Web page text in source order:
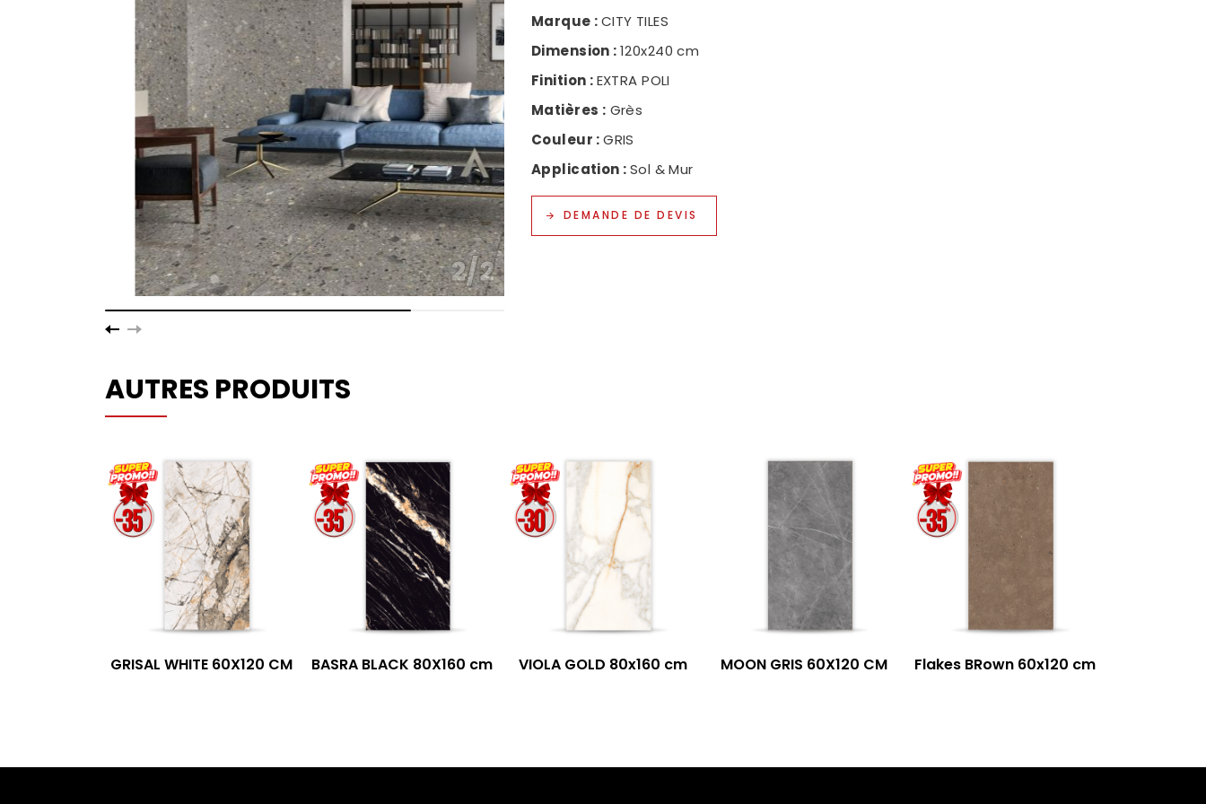
2/2
Marque :CITY TILES
Dimension :120x240 cm
Finition :EXTRA POLI
Matières : Grès
Couleur :GRIS
Application :Sol & Mur
DEMANDE DE DEVIS
AUTRES PRODUITS
GRISAL WHITE 60X120 CM BASRA BLACK 80X160 cm VIOLA GOLD 80x160 cm MOON GRIS 60X120 CM Flakes BRown 60x120 cm